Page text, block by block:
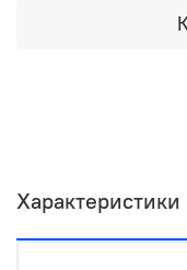
Характеристики